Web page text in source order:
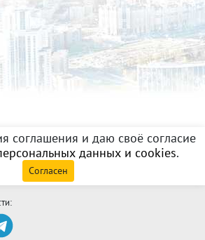
соглашения и даю своё согласие
данных и cookies.
Согласен